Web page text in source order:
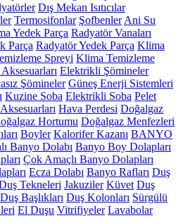
Dış Mekan Isıtıcılar
Termosifonlar Şofbenler Ani Su
Yedek Parça Radyatör Vanaları
Parça Radyatör Yedek Parça Klima
Spreyi Klima Temizleme
Elektrikli Şömineler
Şömineler Güneş Enerji Sistemleri
Kuzine Soba Elektrikli Soba Pelet
Hava Perdesi Doğalgaz
Hortumu Doğalgaz Menfezleri
Boyler Kalorifer Kazanı BANYO
Banyo Dolabı Banyo Boy Dolapları
Çok Amaçlı Banyo Dolapları
Ecza Dolabı Banyo Rafları Duş
Tekneleri Jakuziler Küvet Duş
Duş Başlıkları Duş Kolonları Sürgülü
El Duşu Vitrifiyeler Lavabolar